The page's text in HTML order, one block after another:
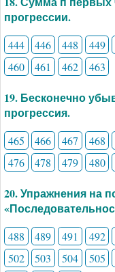
прогрессии.
444 446 448 449
460
461 462 463
19. Бесконечно
прогрессия.
465 466 467 468
476
478 479 480
20. Упражнения на
488 489 491 492
502
503 504 505